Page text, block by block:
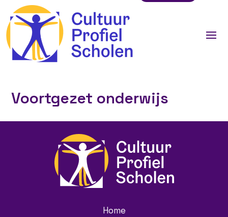
Voortgezet onderwijs
Home